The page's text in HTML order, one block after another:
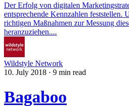
Der Erfolg von digitalen
entsprechende Kennzahlen feststellen.
richtigen Maßnahmen zur Messung
heranzuziehen....
Wildstyle Network
10. July 2018 · 9 min read
Bagaboo